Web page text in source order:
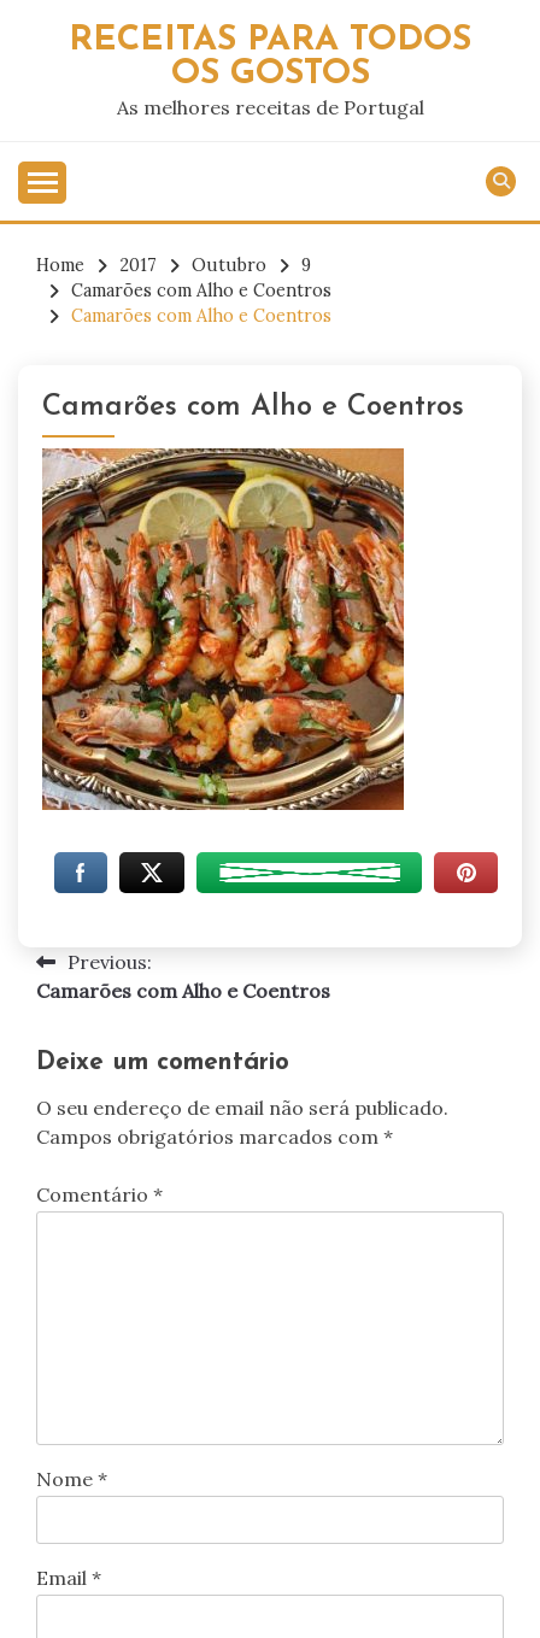
RECEITAS PARA TODOS
OS GOSTOS
As melhores receitas de Portugal
Home 2017 Outubro
9
Camarões com Alho e Coentros
Camarões com Alho e Coentros
Camarões com Alho e Coentros
Navegação
artigos
Previous:
Camarões com Alho e Coentros
Deixe um comentário
O seu endereço de email não será publicado.
Campos obrigatórios marcados com *
Comentário *
Nome *
Email *